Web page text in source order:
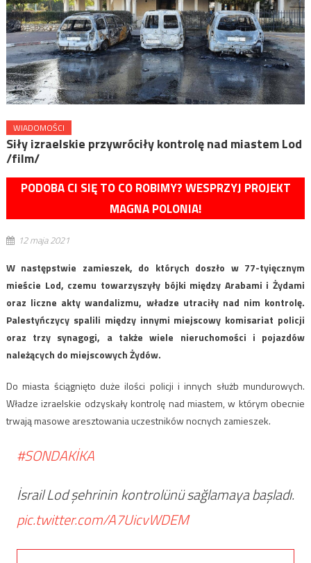
WIADOMOŚCI
Siły izraelskie przywróciły kontrolę nad miastem Lod
/film/
PODOBA CI SIĘ TO CO ROBIMY? WESPRZYJ PROJEKT
MAGNA POLONIA!
12 maja 2021
W następstwie zamieszek, do których doszło w 77-tyięcznym
mieście Lod, czemu towarzyszyły bójki między Arabami i Żydami
oraz liczne akty wandalizmu, władze utraciły nad nim kontrolę.
Palestyńczycy spalili między innymi miejscowy komisariat policji
oraz trzy synagogi, a także wiele nieruchomości i pojazdów
należących do miejscowych Żydów.
Do miasta ściągnięto duże ilości policji i innych służb mundurowych.
Władze izraelskie odzyskały kontrolę nad miastem, w którym obecnie
trwają masowe aresztowania uczestników nocnych zamieszek.
#SONDAKİKA
İsrail Lod şehrinin kontrolünü sağlamaya başladı.
pic.twitter.com/A7UicvWDEM